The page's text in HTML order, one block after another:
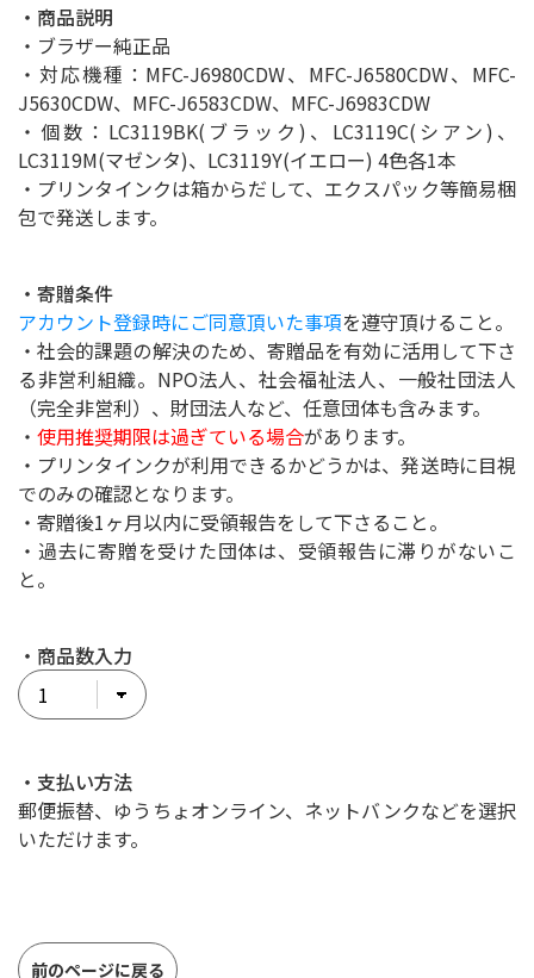
・商品説明
・ブラザー純正品
・対応機種：MFC-J6980CDW、MFC-J6580CDW、MFC-
J5630CDW、MFC-J6583CDW、MFC-J6983CDW
・個数：LC3119BK(ブラック)、LC3119C(シアン)、
LC3119M(マゼンタ)、LC3119Y(イエロー) 4色各1本
・プリンタインクは箱からだして、エクスパック等簡易梱
包で発送します。
・寄贈条件
アカウント登録時にご同意頂いた事項を遵守頂けること。
・社会的課題の解決のため、寄贈品を有効に活用して下さ
る非営利組織。NPO法人、社会福祉法人、一般社団法人
（完全非営利）、財団法人など、任意団体も含みます。
・ 使用推奨期限は過ぎている場合があります。
・プリンタインクが利用できるかどうかは、発送時に目視
でのみの確認となります。
・寄贈後1ヶ月以内に受領報告をして下さること。
・過去に寄贈を受けた団体は、受領報告に滞りがないこ
と。
・商品数入力
・支払い方法
郵便振替、ゆうちょオンライン、ネットバンクなどを選択
いただけます。
前のページに戻る